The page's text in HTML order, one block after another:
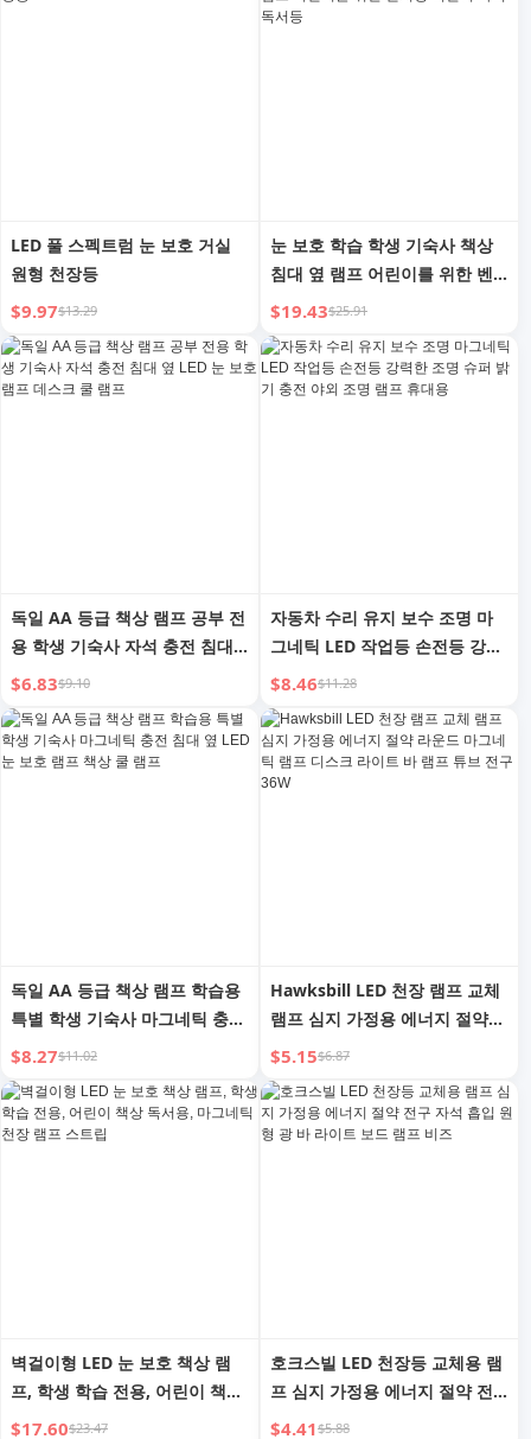
LED 풀 스펙트럼 눈 보호 거실
원형 천장등
$9.97$13.29
눈 보호 학습 학생 기숙사 책상
침대 옆 램프 어린이를 위한 벤
치형 벽걸이 자석 독서등
$19.43$25.91
독일 AA 등급 책상 램프 공부 전
용 학생 기숙사 자석 충전 침대
옆 LED 눈 보호 램프 데스크 쿨
램프
$6.83$9.10
자동차 수리 유지 보수 조명 마
그네틱 LED 작업등 손전등 강력
한 조명 슈퍼 밝기 충전 야외 조
명 램프 휴대용
$8.46$11.28
독일 AA 등급 책상 램프 학습용
특별 학생 기숙사 마그네틱 충전
침대 옆 LED 눈 보호 램프 책상
쿨 램프
$8.27$11.02
Hawksbill LED 천장 램프 교체
램프 심지 가정용 에너지 절약
라운드 마그네틱 램프 디스크 라
이트 바 램프 튜브 전구 36W
$5.15$6.87
벽걸이형 LED 눈 보호 책상 램
프, 학생 학습 전용, 어린이 책상
독서용, 마그네틱 천장 램프 스
$17.60$23.47
호크스빌 LED 천장등 교체용 램
프 심지 가정용 에너지 절약 전
구 자석 흡입 원형 광 바 라이트
$4.41$5.88